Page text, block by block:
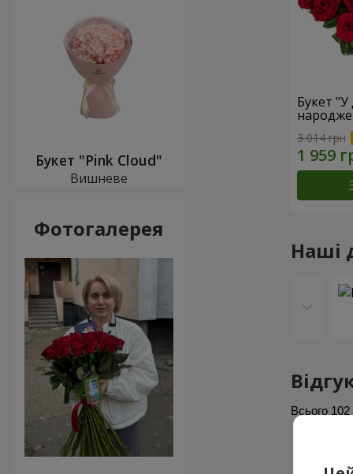
Букет
3 014 грн
Наші
Всього 102
5 з 5
Букет "Pink Cloud"
Вишневе
Фотогалерея